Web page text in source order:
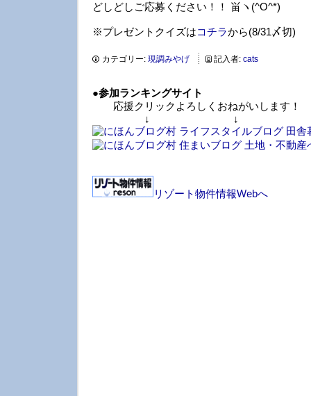
どしどしご応募ください！！ 畄ヽ(^O^*)
※プレゼントクイズはコチラから(8/31〆切)
カテゴリー: 現調みやげ 記入者: cats
●参加ランキングサイト
応援クリックよろしくおねがいします！
↓ ↓
リゾート物件情報Webへ